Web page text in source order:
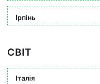
Ірпінь
СВІТ
Італія